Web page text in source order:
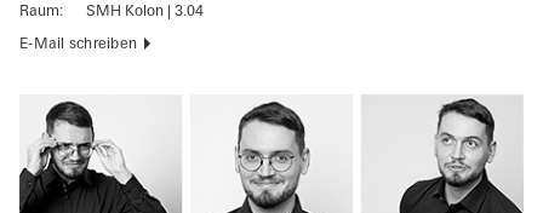
Raum:
SMH Kolon | 3.04
E-Mail schreiben